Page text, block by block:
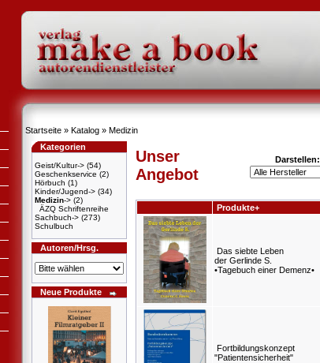
Startseite » Katalog » Medizin
Kategorien
Geist/Kultur-> (54)
Geschenkservice (2)
Hörbuch (1)
Kinder/Jugend-> (34)
Medizin-> (2)
ÄZQ Schriftenreihe
Sachbuch-> (273)
Schulbuch
Autoren/Hrsg.
Neue Produkte
Unser
Angebot
Darstellen:
Produkte+
Das siebte Leben
der Gerlinde S.
•Tagebuch einer Demenz•
Fortbildungskonzept
"Patientensicherheit"